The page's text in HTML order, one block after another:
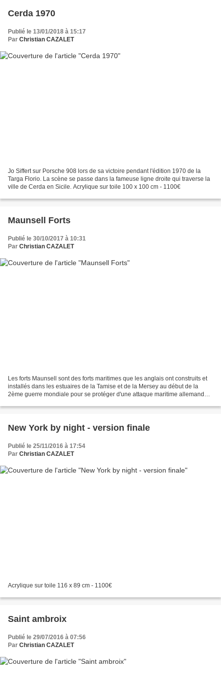
Cerda 1970
Publié le 13/01/2018 à 15:17
Par Christian CAZALET
Jo Siffert sur Porsche 908 lors de sa victoire pendant l'édition 1970 de la
Targa Florio. La scène se passe dans la fameuse ligne droite qui traverse la
ville de Cerda en Sicile. Acrylique sur toile 100 x 100 cm - 1100€
Maunsell Forts
Publié le 30/10/2017 à 10:31
Par Christian CAZALET
Les forts Maunsell sont des forts maritimes que les anglais ont construits et
installés dans les estuaires de la Tamise et de la Mersey au début de la
2ème guerre mondiale pour se protéger d'une attaque maritime allemande.
New York by night - version finale
Publié le 25/11/2016 à 17:54
Par Christian CAZALET
Acrylique sur toile 116 x 89 cm - 1100€
Saint ambroix
Publié le 29/07/2016 à 07:56
Par Christian CAZALET